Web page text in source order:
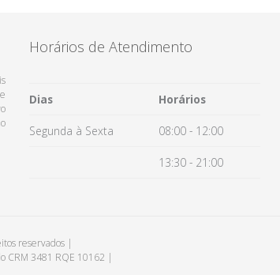
Horários de Atendimento
Dias Horários
Segunda à Sexta 08:00 - 12:00
13:30 - 21:00
reservados |
CRM 3481 RQE 10162 |